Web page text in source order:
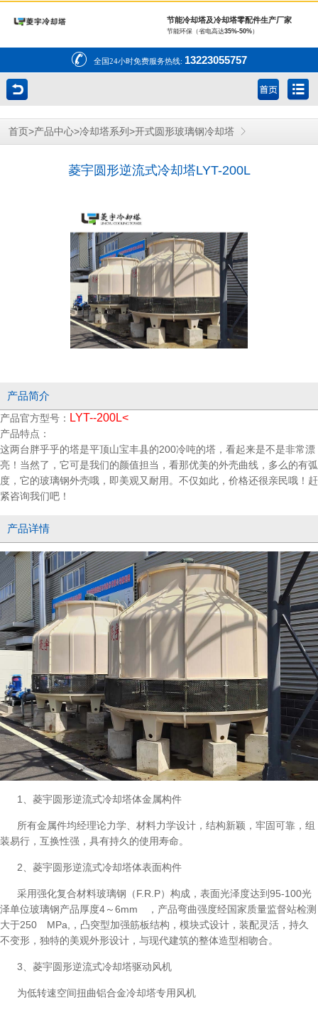
节能冷却塔及冷却塔零配件生产厂家
节能环保（省电高达35%-50%）
全国24小时免费服务热线: 13223055757
首页 >产品中心>冷却塔系列 >开式圆形玻璃钢冷却塔
菱宇圆形逆流式冷却塔LYT-200L
产品简介
产品官方型号： LYT--200L<
产品特点：
这两台胖乎乎的塔是平顶山宝丰县的200冷吨的塔，看起来是不是非常漂
亮！当然了，它可是我们的颜值担当，看那优美的外壳曲线，多么的有弧
度，它的玻璃钢外壳哦，即美观又耐用。不仅如此，价格还很亲民哦！赶
紧咨询我们吧！
产品详情
1、菱宇圆形逆流式冷却塔体金属构件
所有金属件均经理论力学、材料力学设计，结构新颖，牢固可靠，组
装易行，互换性强，具有持久的使用寿命。
2、菱宇圆形逆流式冷却塔体表面构件
采用强化复合材料玻璃钢（F.R.P）构成，表面光泽度达到95-100光
泽单位玻璃钢产品厚度4～6mm ，产品弯曲强度经国家质量监督站检测
大于250 MPa,，凸突型加强筋板结构，模块式设计，装配灵活，持久
不变形，独特的美观外形设计，与现代建筑的整体造型相吻合。
3、菱宇圆形逆流式冷却塔驱动风机
为低转速空间扭曲铝合金冷却塔专用风机